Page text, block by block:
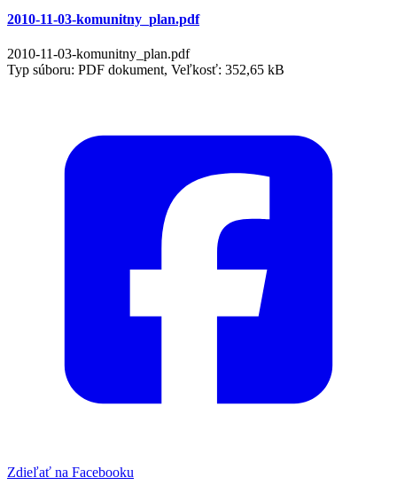
2010-11-03-komunitny_plan.pdf
2010-11-03-komunitny_plan.pdf
Typ súboru: PDF dokument, Veľkosť: 352,65 kB
Zdieľať na Facebooku